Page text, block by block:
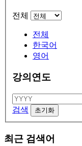
전체
전체
한국어
영어
강의연도
검색
최근 검색어